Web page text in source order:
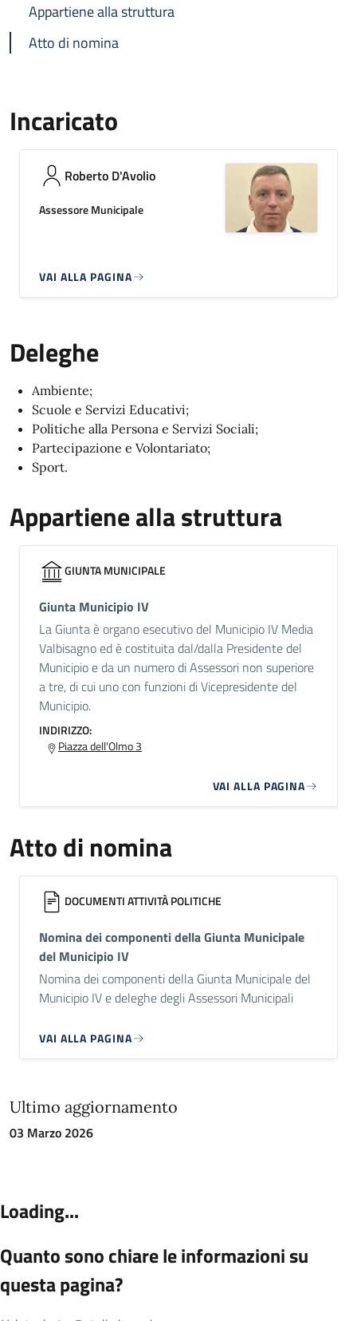
Appartiene alla struttura
Atto di nomina
Incaricato
Roberto D'Avolio
Assessore Municipale
VAI ALLA PAGINA
Deleghe
Ambiente;
Scuole e Servizi Educativi;
Politiche alla Persona e Servizi Sociali;
Partecipazione e Volontariato;
Sport.
Appartiene alla struttura
GIUNTA MUNICIPALE
Giunta Municipio IV
La Giunta è organo esecutivo del Municipio IV Media
Valbisagno ed è costituita dal/dalla Presidente del
Municipio e da un numero di Assessori non superiore
a tre, di cui uno con funzioni di Vicepresidente del
Municipio.
INDIRIZZO:
Piazza dell'Olmo 3
VAI ALLA PAGINA
Atto di nomina
DOCUMENTI ATTIVITÀ POLITICHE
Nomina dei componenti della Giunta Municipale
del Municipio IV
Nomina dei componenti della Giunta Municipale del
Municipio IV e deleghe degli Assessori Municipali
VAI ALLA PAGINA
Ultimo aggiornamento
03 Marzo 2026